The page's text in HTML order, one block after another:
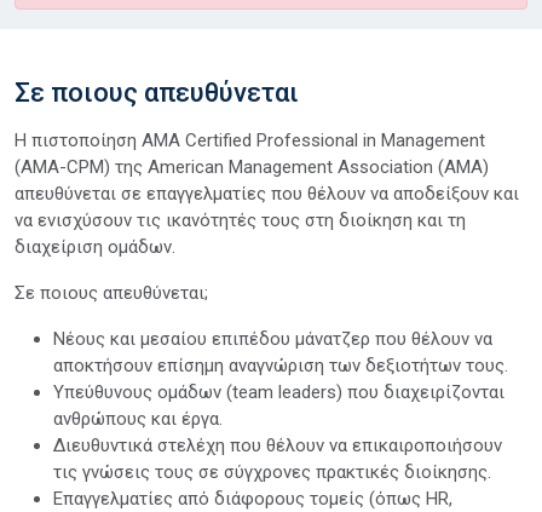
Σε ποιους απευθύνεται
Η πιστοποίηση AMA Certified Professional in Management
(AMA-CPM) της American Management Association (AMA)
απευθύνεται σε επαγγελματίες που θέλουν να αποδείξουν και
να ενισχύσουν τις ικανότητές τους στη διοίκηση και τη
διαχείριση ομάδων.
Σε ποιους απευθύνεται;
Νέους και μεσαίου επιπέδου μάνατζερ που θέλουν να
αποκτήσουν επίσημη αναγνώριση των δεξιοτήτων τους.
Υπεύθυνους ομάδων (team leaders) που διαχειρίζονται
ανθρώπους και έργα.
Διευθυντικά στελέχη που θέλουν να επικαιροποιήσουν
τις γνώσεις τους σε σύγχρονες πρακτικές διοίκησης.
Επαγγελματίες από διάφορους τομείς (όπως HR,